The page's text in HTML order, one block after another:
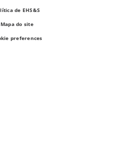
de EHS&S
Mapa do site
preferences